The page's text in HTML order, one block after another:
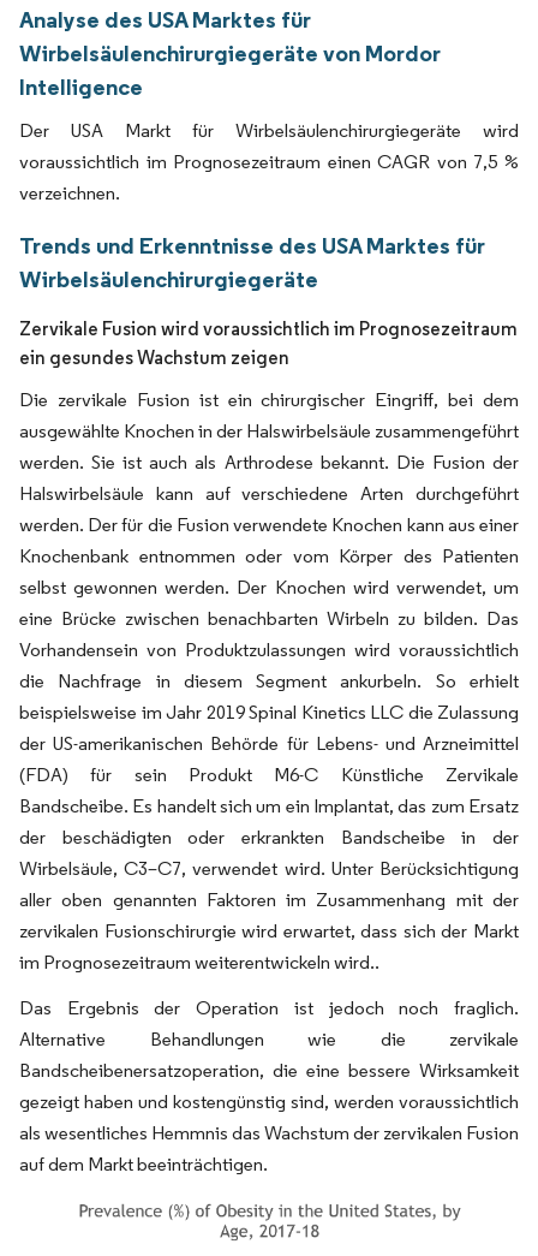
Analyse des USA Marktes für
Wirbelsäulenchirurgiegeräte von Mordor
Intelligence
Der USA Markt für Wirbelsäulenchirurgiegeräte wird
voraussichtlich im Prognosezeitraum einen CAGR von 7,5 %
verzeichnen.
Trends und Erkenntnisse des USA Marktes für
Wirbelsäulenchirurgiegeräte
Zervikale Fusion wird voraussichtlich im Prognosezeitraum
ein gesundes Wachstum zeigen
Die zervikale Fusion ist ein chirurgischer Eingriff, bei dem
ausgewählte Knochen in der Halswirbelsäule zusammengeführt
werden. Sie ist auch als Arthrodese bekannt. Die Fusion der
Halswirbelsäule kann auf verschiedene Arten durchgeführt
werden. Der für die Fusion verwendete Knochen kann aus einer
Knochenbank entnommen oder vom Körper des Patienten
selbst gewonnen werden. Der Knochen wird verwendet, um
eine Brücke zwischen benachbarten Wirbeln zu bilden. Das
Vorhandensein von Produktzulassungen wird voraussichtlich
die Nachfrage in diesem Segment ankurbeln. So erhielt
beispielsweise im Jahr 2019 Spinal Kinetics LLC die Zulassung
der US-amerikanischen Behörde für Lebens- und Arzneimittel
(FDA) für sein Produkt M6-C Künstliche Zervikale
Bandscheibe. Es handelt sich um ein Implantat, das zum Ersatz
der beschädigten oder erkrankten Bandscheibe in der
Wirbelsäule, C3–C7, verwendet wird. Unter Berücksichtigung
aller oben genannten Faktoren im Zusammenhang mit der
zervikalen Fusionschirurgie wird erwartet, dass sich der Markt
im Prognosezeitraum weiterentwickeln wird.​.
Das Ergebnis der Operation ist jedoch noch fraglich.
Alternative Behandlungen wie die zervikale
Bandscheibenersatzoperation, die eine bessere Wirksamkeit
gezeigt haben und kostengünstig sind, werden voraussichtlich
als wesentliches Hemmnis das Wachstum der zervikalen Fusion
auf dem Markt beeinträchtigen.